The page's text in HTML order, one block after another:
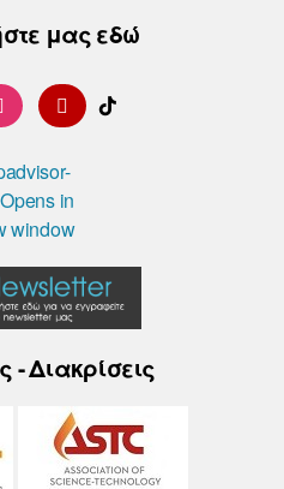
μας εδώ
- Διακρίσεις